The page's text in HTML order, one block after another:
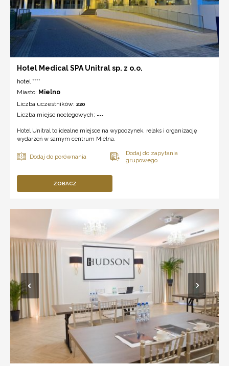
Hotel Medical SPA Unitral sp. z o.o.
hotel ****
Miasto: Mielno
Liczba uczestników: 220
Liczba miejsc noclegowych: ---
Hotel Unitral to idealne miejsce na wypoczynek, relaks i organizację
wydarzeń w samym centrum Mielna.
ZOBACZ